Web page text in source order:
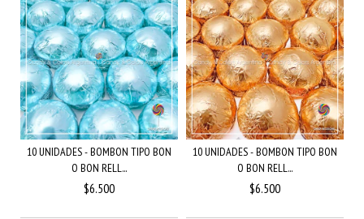
10 UNIDADES - BOMBON TIPO BON
O BON RELL...
$6.500
10 UNIDADES - BOMBON TIPO BON
O BON RELL...
$6.500